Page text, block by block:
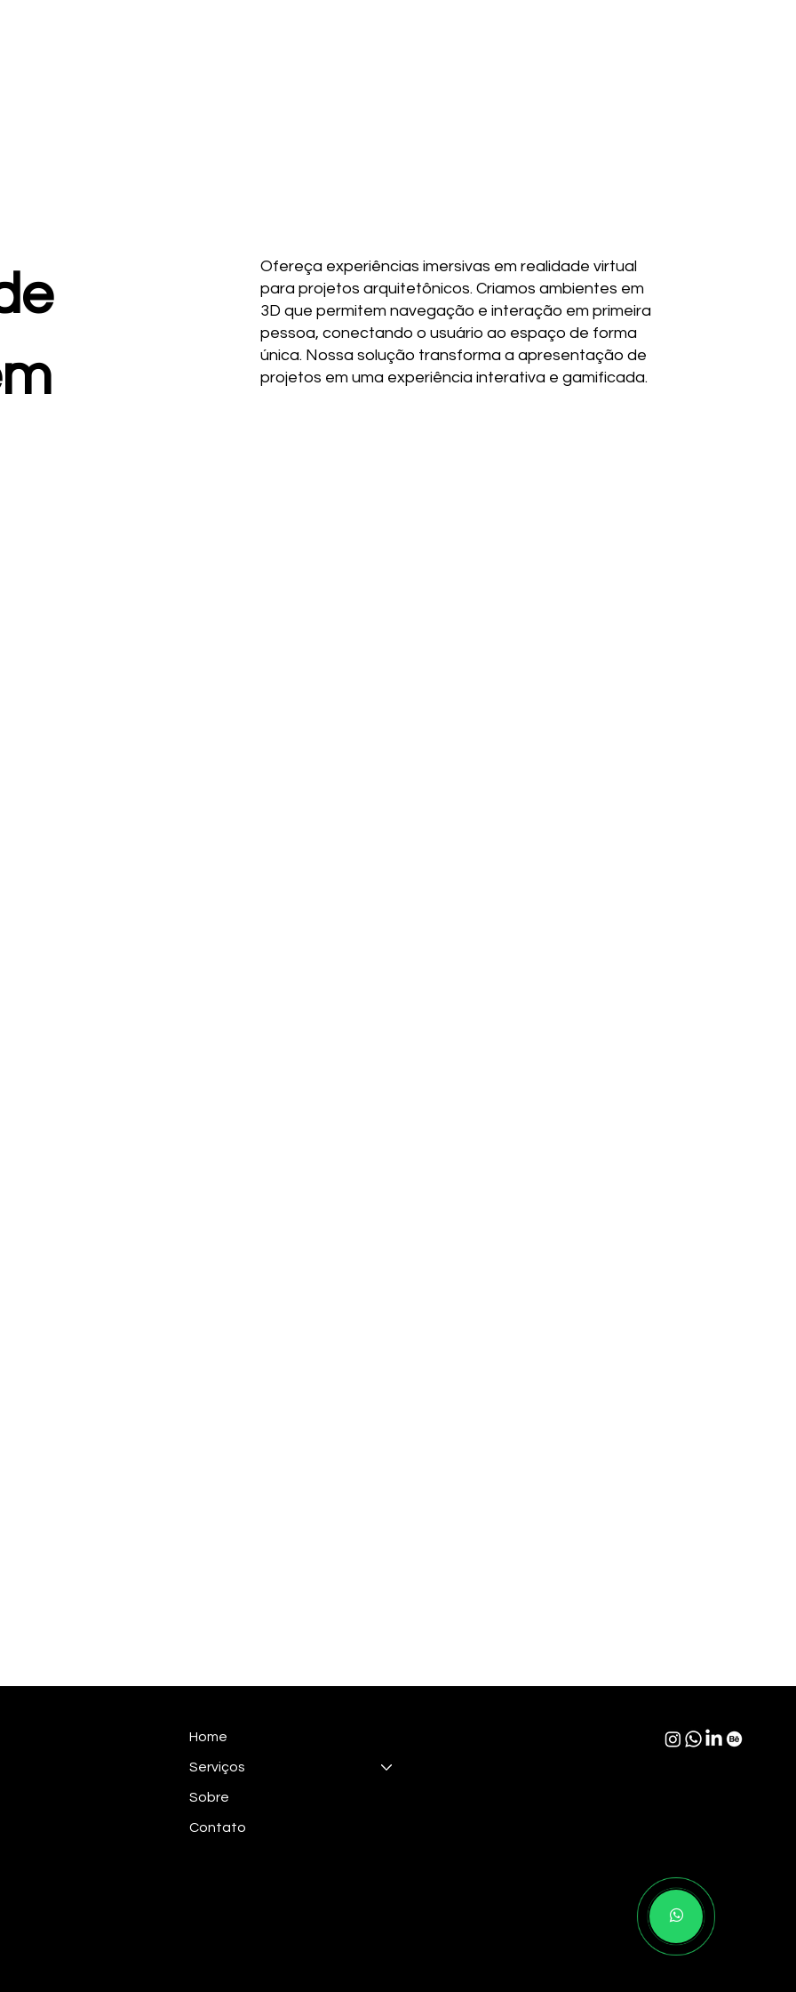
Ofereça experiências imersivas em realidade virtual
para projetos arquitetônicos. Criamos ambientes em
3D que permitem navegação e interação em primeira
pessoa, conectando o usuário ao espaço de forma
única. Nossa solução transforma a apresentação de
projetos em uma experiência interativa e gamificada.
Home
Serviços
Sobre
Contato